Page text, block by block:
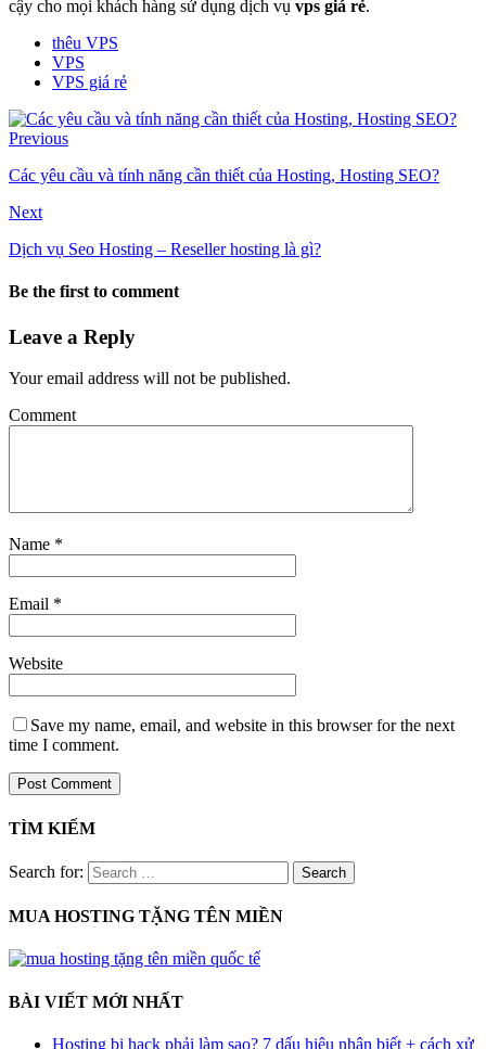
cậy cho mọi khách hàng sử dụng dịch vụ vps giá rẻ.
thêu VPS
VPS
VPS giá rẻ
Previous
Các yêu cầu và tính năng cần thiết của Hosting, Hosting SEO?
Next
Dịch vụ Seo Hosting – Reseller hosting là gì?
Be the first to comment
Leave a Reply
Your email address will not be published.
Comment
Name *
Email *
Website
Save my name, email, and website in this browser for the next
time I comment.
TÌM KIẾM
Search for:
MUA HOSTING TẶNG TÊN MIỀN
BÀI VIẾT MỚI NHẤT
Hosting bị hack phải làm sao? 7 dấu hiệu nhận biết + cách xử